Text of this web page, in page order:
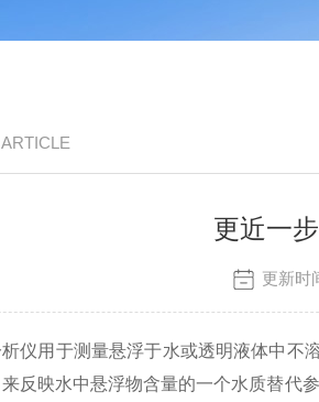
更近一
更新
用于测量悬浮于水或透明液体中不
反映水中悬浮物含量的一个水质替代